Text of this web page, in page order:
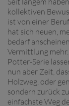
kollektiven
ist von einer
hat sich neuen,
bedarf
Vermittlung
Potter-Serie
nun aber Zeit,
Holzweg, oder
sondern zurück
einfachste Weg